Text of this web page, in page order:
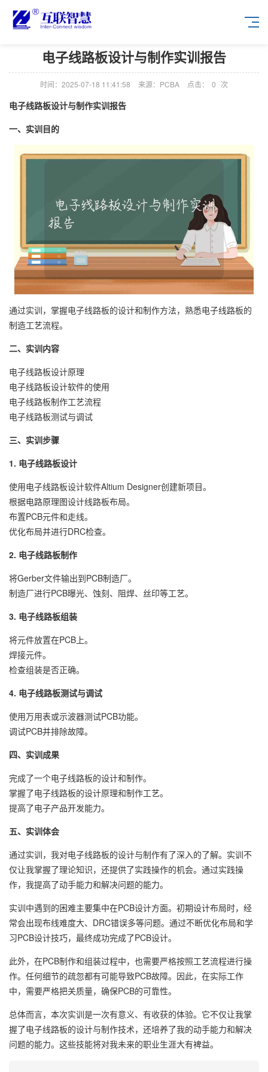
电子线路板设计与制作实训报告
时间：2025-07-18 11:41:58 来源：PCBA 点击： 0 次
电子线路板设计与制作实训报告
一、实训目的
通过实训，掌握电子线路板的设计和制作方法，熟悉电子线路板的
制造工艺流程。
二、实训内容
电子线路板设计原理
电子线路板设计软件的使用
电子线路板制作工艺流程
电子线路板测试与调试
三、实训步骤
1. 电子线路板设计
使用电子线路板设计软件Altium Designer创建新项目。
根据电路原理图设计线路板布局。
布置PCB元件和走线。
优化布局并进行DRC检查。
2. 电子线路板制作
将Gerber文件输出到PCB制造厂。
制造厂进行PCB曝光、蚀刻、阻焊、丝印等工艺。
3. 电子线路板组装
将元件放置在PCB上。
焊接元件。
检查组装是否正确。
4. 电子线路板测试与调试
使用万用表或示波器测试PCB功能。
调试PCB并排除故障。
四、实训成果
完成了一个电子线路板的设计和制作。
掌握了电子线路板的设计原理和制作工艺。
提高了电子产品开发能力。
五、实训体会
通过实训，我对电子线路板的设计与制作有了深入的了解。实训不
仅让我掌握了理论知识，还提供了实践操作的机会。通过实践操
作，我提高了动手能力和解决问题的能力。
实训中遇到的困难主要集中在PCB设计方面。初期设计布局时，经
常会出现布线难度大、DRC错误多等问题。通过不断优化布局和学
习PCB设计技巧，最终成功完成了PCB设计。
此外，在PCB制作和组装过程中，也需要严格按照工艺流程进行操
作。任何细节的疏忽都有可能导致PCB故障。因此，在实际工作
中，需要严格把关质量，确保PCB的可靠性。
总体而言，本次实训是一次有意义、有收获的体验。它不仅让我掌
握了电子线路板的设计与制作技术，还培养了我的动手能力和解决
问题的能力。这些技能将对我未来的职业生涯大有裨益。